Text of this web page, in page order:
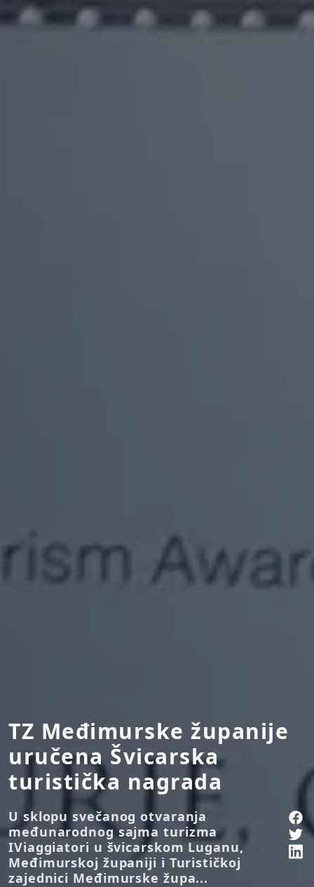
TZ Međimurske županije
uručena Švicarska
turistička nagrada
U sklopu svečanog otvaranja
međunarodnog sajma turizma
IViaggiatori u švicarskom Luganu,
Međimurskoj županiji i Turističkoj
zajednici Međimurske župa...